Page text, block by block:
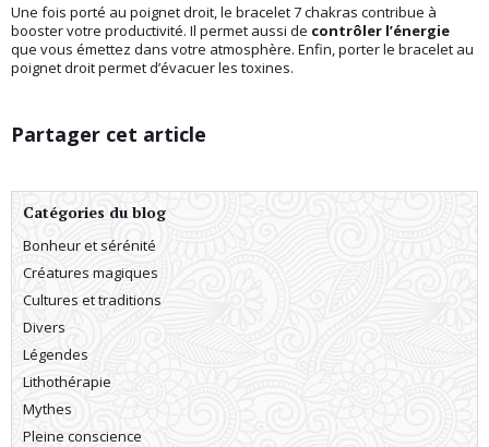
Une fois porté au poignet droit, le bracelet 7 chakras contribue à
booster votre productivité. Il permet aussi de contrôler l’énergie
que vous émettez dans votre atmosphère. Enfin, porter le bracelet au
poignet droit permet d’évacuer les toxines.
Partager cet article
Catégories du blog
Bonheur et sérénité
Créatures magiques
Cultures et traditions
Divers
Légendes
Lithothérapie
Mythes
Pleine conscience